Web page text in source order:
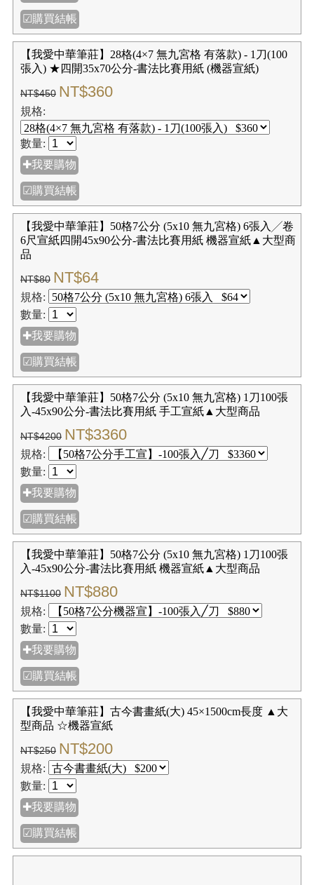
☑購買結帳
【我愛中華筆莊】28格(4×7 無九宮格 有落款) - 1刀(100
張入) ★四開35x70公分-書法比賽用紙 (機器宣紙)
NT$450 NT$360
規格:
數量:
✚我要購物
☑購買結帳
【我愛中華筆莊】50格7公分 (5x10 無九宮格) 6張入╱卷
6尺宣紙四開45x90公分-書法比賽用紙 機器宣紙▲大型商
品
NT$80 NT$64